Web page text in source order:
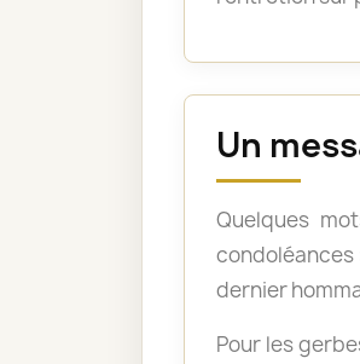
Un
Quelques
condoléances
dernier
Pour les